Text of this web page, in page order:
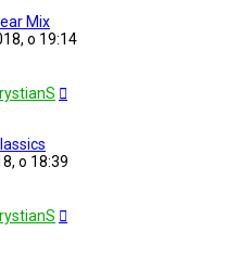
Mix
o 19:14
o 18:39